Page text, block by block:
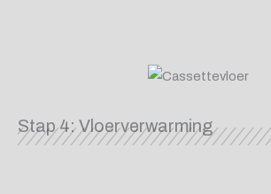
Stap 4: Vloerverwarming